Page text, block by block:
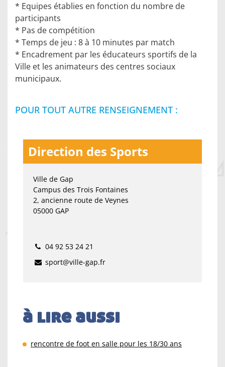
* Equipes établies en fonction du nombre de
participants
* Pas de compétition
* Temps de jeu : 8 à 10 minutes par match
* Encadrement par les éducateurs sportifs de la
Ville et les animateurs des centres sociaux
municipaux.
POUR TOUT AUTRE RENSEIGNEMENT :
Direction des Sports
Ville de Gap
Campus des Trois Fontaines
2, ancienne route de Veynes
05000 GAP
04 92 53 24 21
sport@ville-gap.fr
à lire aussi
rencontre de foot en salle pour les 18/30 ans